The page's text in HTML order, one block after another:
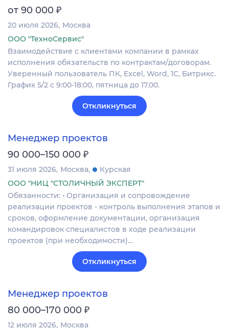
от 90 000 ₽
20 июля 2026 Москва
ООО "ТехноСервис"
Взаимодействие с клиентами компании в рамках
исполнения обязательств по контрактам/договорам.
Уверенный пользователь ПК, Excel, Word, 1С, Битрикс.
График 5/2 с 9:00-18:00, пятница до 17.00.
Откликнуться
Менеджер проектов
90 000–150 000 ₽
31 июля 2026 Москва
Курская
ООО "НИЦ "СТОЛИЧНЫЙ ЭКСПЕРТ"
Обязанности: • Организация и сопровождение
реализации проектов - контроль выполнения этапов и
сроков, оформление документации, организация
командировок специалистов в ходе реализации
проектов (при необходимости)…
Откликнуться
Менеджер проектов
80 000–170 000 ₽
12 июля 2026 Москва